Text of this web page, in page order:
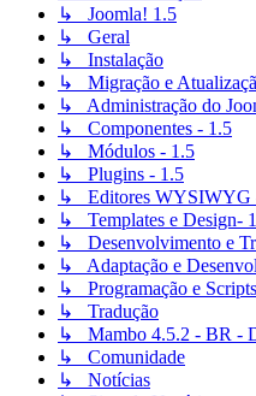
↳ Joomla! 1.5
↳ Geral
↳ Instalação
↳ Migração e
↳ Administração do
↳ Componentes - 1.5
↳ Módulos - 1.5
↳ Plugins - 1.5
↳ Editores WYSIWYG
↳ Templates e Design-
↳ Desenvolvimento e
↳ Adaptação e
↳ Programação e Scripts
↳ Tradução
↳ Mambo 4.5.2 - BR -
↳ Comunidade
↳ Notícias